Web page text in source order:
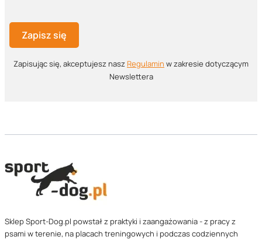
Zapisz się
Zapisując się, akceptujesz nasz ​ Regulamin ​​​ w zakresie dotyczącym
Newslettera
Sklep Sport-Dog.pl powstał z praktyki i zaangażowania - z pracy z
psami w terenie, na placach treningowych i podczas codziennych